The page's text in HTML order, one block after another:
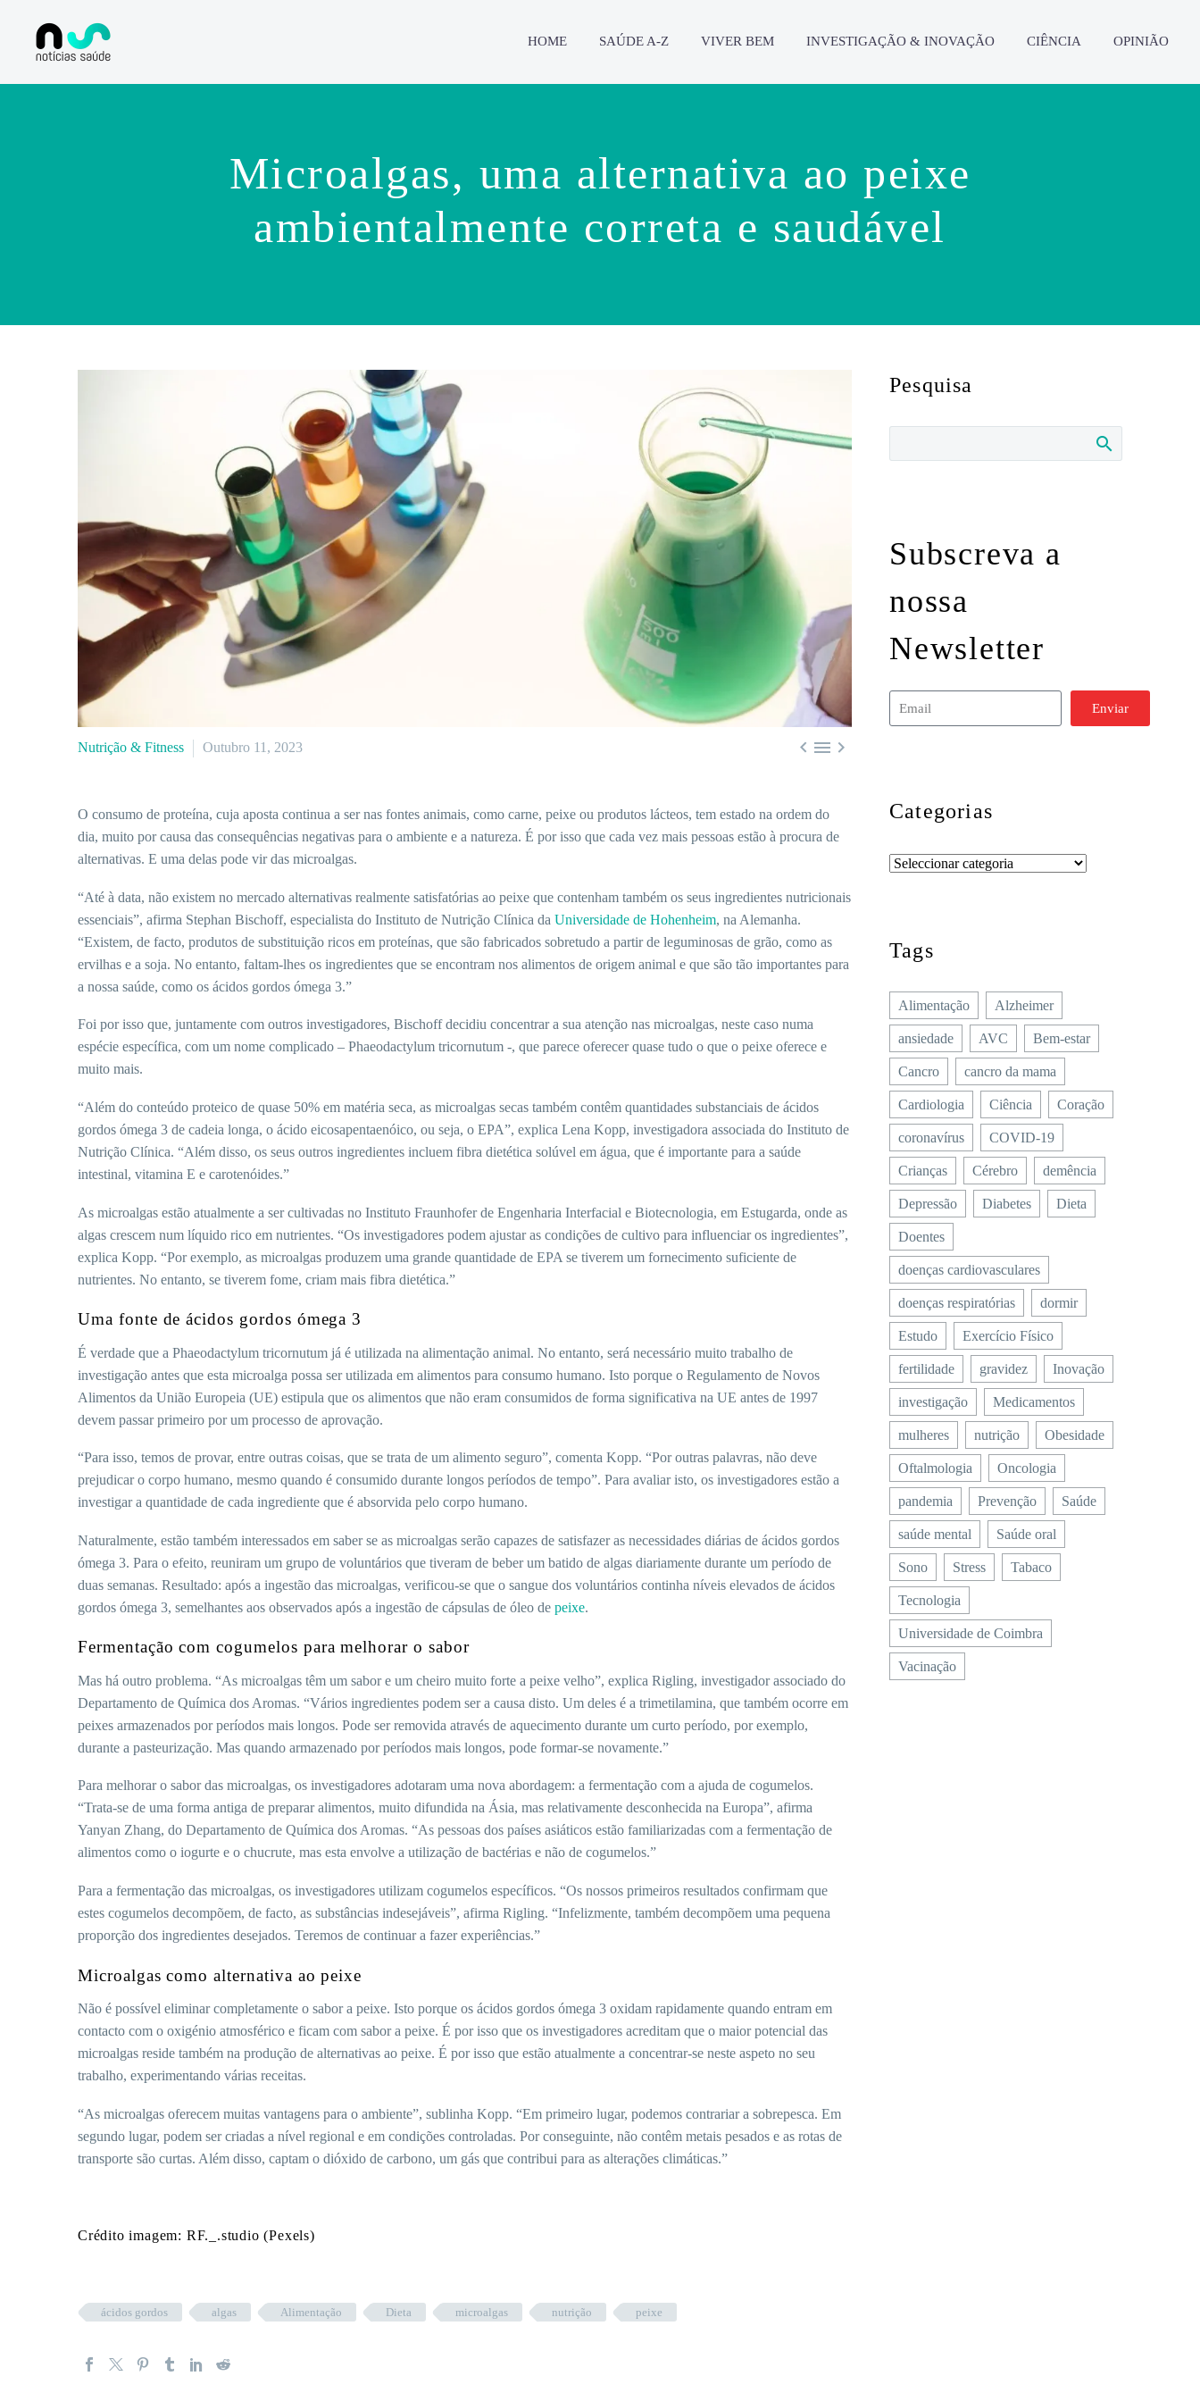
HOME SAÚDE A-Z VIVER BEM INVESTIGAÇÃO & INOVAÇÃO CIÊNCIA OPINIÃO
Microalgas, uma alternativa ao peixe
ambientalmente correta e saudável
  
Nutrição & Fitness Outubro 11, 2023
O consumo de proteína, cuja aposta continua a ser nas fontes animais, como carne, peixe ou produtos lácteos, tem estado na ordem do
dia, muito por causa das consequências negativas para o ambiente e a natureza. É por isso que cada vez mais pessoas estão à procura de
alternativas. E uma delas pode vir das microalgas.
“Até à data, não existem no mercado alternativas realmente satisfatórias ao peixe que contenham também os seus ingredientes nutricionais
essenciais”, afirma Stephan Bischoff, especialista do Instituto de Nutrição Clínica da Universidade de Hohenheim, na Alemanha.
“Existem, de facto, produtos de substituição ricos em proteínas, que são fabricados sobretudo a partir de leguminosas de grão, como as
ervilhas e a soja. No entanto, faltam-lhes os ingredientes que se encontram nos alimentos de origem animal e que são tão importantes para
a nossa saúde, como os ácidos gordos ómega 3.”
Foi por isso que, juntamente com outros investigadores, Bischoff decidiu concentrar a sua atenção nas microalgas, neste caso numa
espécie específica, com um nome complicado – Phaeodactylum tricornutum -, que parece oferecer quase tudo o que o peixe oferece e
muito mais.
“Além do conteúdo proteico de quase 50% em matéria seca, as microalgas secas também contêm quantidades substanciais de ácidos
gordos ómega 3 de cadeia longa, o ácido eicosapentaenóico, ou seja, o EPA”, explica Lena Kopp, investigadora associada do Instituto de
Nutrição Clínica. “Além disso, os seus outros ingredientes incluem fibra dietética solúvel em água, que é importante para a saúde
intestinal, vitamina E e carotenóides.”
As microalgas estão atualmente a ser cultivadas no Instituto Fraunhofer de Engenharia Interfacial e Biotecnologia, em Estugarda, onde as
algas crescem num líquido rico em nutrientes. “Os investigadores podem ajustar as condições de cultivo para influenciar os ingredientes”,
explica Kopp. “Por exemplo, as microalgas produzem uma grande quantidade de EPA se tiverem um fornecimento suficiente de
nutrientes. No entanto, se tiverem fome, criam mais fibra dietética.”
Uma fonte de ácidos gordos ómega 3
É verdade que a Phaeodactylum tricornutum já é utilizada na alimentação animal. No entanto, será necessário muito trabalho de
investigação antes que esta microalga possa ser utilizada em alimentos para consumo humano. Isto porque o Regulamento de Novos
Alimentos da União Europeia (UE) estipula que os alimentos que não eram consumidos de forma significativa na UE antes de 1997
devem passar primeiro por um processo de aprovação.
“Para isso, temos de provar, entre outras coisas, que se trata de um alimento seguro”, comenta Kopp. “Por outras palavras, não deve
prejudicar o corpo humano, mesmo quando é consumido durante longos períodos de tempo”. Para avaliar isto, os investigadores estão a
investigar a quantidade de cada ingrediente que é absorvida pelo corpo humano.
Naturalmente, estão também interessados em saber se as microalgas serão capazes de satisfazer as necessidades diárias de ácidos gordos
ómega 3. Para o efeito, reuniram um grupo de voluntários que tiveram de beber um batido de algas diariamente durante um período de
duas semanas. Resultado: após a ingestão das microalgas, verificou-se que o sangue dos voluntários continha níveis elevados de ácidos
gordos ómega 3, semelhantes aos observados após a ingestão de cápsulas de óleo de peixe.
Fermentação com cogumelos para melhorar o sabor
Mas há outro problema. “As microalgas têm um sabor e um cheiro muito forte a peixe velho”, explica Rigling, investigador associado do
Departamento de Química dos Aromas. “Vários ingredientes podem ser a causa disto. Um deles é a trimetilamina, que também ocorre em
peixes armazenados por períodos mais longos. Pode ser removida através de aquecimento durante um curto período, por exemplo,
durante a pasteurização. Mas quando armazenado por períodos mais longos, pode formar-se novamente.”
Para melhorar o sabor das microalgas, os investigadores adotaram uma nova abordagem: a fermentação com a ajuda de cogumelos.
“Trata-se de uma forma antiga de preparar alimentos, muito difundida na Ásia, mas relativamente desconhecida na Europa”, afirma
Yanyan Zhang, do Departamento de Química dos Aromas. “As pessoas dos países asiáticos estão familiarizadas com a fermentação de
alimentos como o iogurte e o chucrute, mas esta envolve a utilização de bactérias e não de cogumelos.”
Para a fermentação das microalgas, os investigadores utilizam cogumelos específicos. “Os nossos primeiros resultados confirmam que
estes cogumelos decompõem, de facto, as substâncias indesejáveis”, afirma Rigling. “Infelizmente, também decompõem uma pequena
proporção dos ingredientes desejados. Teremos de continuar a fazer experiências.”
Microalgas como alternativa ao peixe
Não é possível eliminar completamente o sabor a peixe. Isto porque os ácidos gordos ómega 3 oxidam rapidamente quando entram em
contacto com o oxigénio atmosférico e ficam com sabor a peixe. É por isso que os investigadores acreditam que o maior potencial das
microalgas reside também na produção de alternativas ao peixe. É por isso que estão atualmente a concentrar-se neste aspeto no seu
trabalho, experimentando várias receitas.
“As microalgas oferecem muitas vantagens para o ambiente”, sublinha Kopp. “Em primeiro lugar, podemos contrariar a sobrepesca. Em
segundo lugar, podem ser criadas a nível regional e em condições controladas. Por conseguinte, não contêm metais pesados e as rotas de
transporte são curtas. Além disso, captam o dióxido de carbono, um gás que contribui para as alterações climáticas.”
Crédito imagem: RF._.studio (Pexels)
ácidos gordos algas Alimentação Dieta microalgas nutrição peixe
Pesquisa
Subscreva a
nossa
Newsletter
Enviar
Categorias
Tags
Alimentação Alzheimer
ansiedade AVC Bem-estar
Cancro cancro da mama
Cardiologia Ciência Coração
coronavírus COVID-19
Crianças Cérebro demência
Depressão Diabetes Dieta
Doentes
doenças cardiovasculares
doenças respiratórias dormir
Estudo Exercício Físico
fertilidade gravidez Inovação
investigação Medicamentos
mulheres nutrição Obesidade
Oftalmologia Oncologia
pandemia Prevenção Saúde
saúde mental Saúde oral
Sono Stress Tabaco
Tecnologia
Universidade de Coimbra
Vacinação